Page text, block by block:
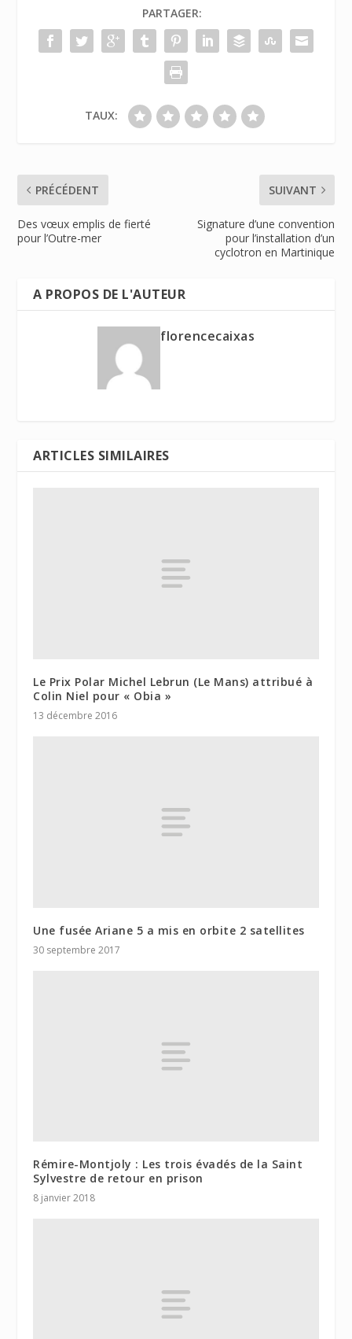
PARTAGER:
TAUX:
PRÉCÉDENT
Des vœux emplis de fierté
pour l’Outre-mer
SUIVANT
Signature d’une convention
pour l’installation d’un
cyclotron en Martinique
A PROPOS DE L'AUTEUR
florencecaixas
ARTICLES SIMILAIRES
Le Prix Polar Michel Lebrun (Le Mans) attribué à
Colin Niel pour « Obia »
13 décembre 2016
Une fusée Ariane 5 a mis en orbite 2 satellites
30 septembre 2017
Rémire-Montjoly : Les trois évadés de la Saint
Sylvestre de retour en prison
8 janvier 2018